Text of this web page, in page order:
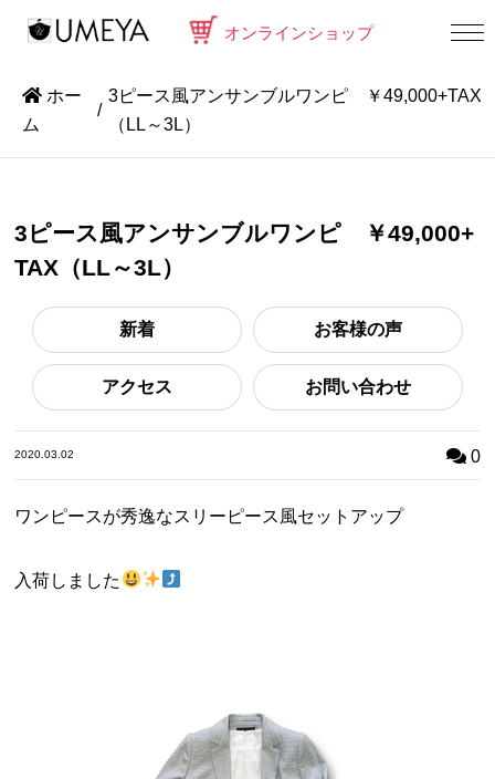
オンラインショップ
ホー
ム
3ピース風アンサンブルワンピ ￥49,000+TAX
（LL～3L）
3ピース風アンサンブルワンピ ￥49,000+
TAX（LL～3L）
新着 お客様の声
アクセス お問い合わせ
2020.03.02 0
ワンピースが秀逸なスリーピース風セットアップ
入荷しました